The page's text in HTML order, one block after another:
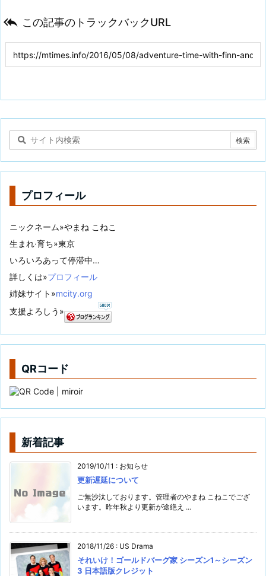
 この記事のトラックバックURL
プロフィール
ニックネーム»やまね こねこ
生まれ·育ち»東京
いろいろあって停滞中…
詳しくは»プロフィール
姉妹サイト»mcity.org
支援よろしう»
QRコード
新着記事
2019/10/11 : お知らせ
更新遅延について
ご無沙汰しております。管理者のやまね こねこでござ
います。昨年秋より更新が途絶え ...
2018/11/26 : US Drama
それいけ！ゴールドバーグ家 シーズン1～シーズン
3 日本語版クレジット